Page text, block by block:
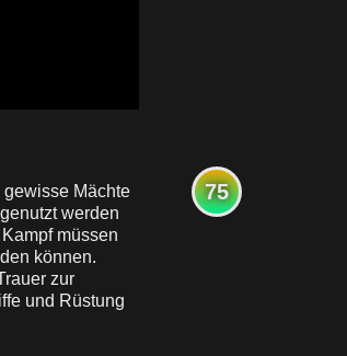
Mächte
werden
müssen
können.
zur
und Rüstung
75